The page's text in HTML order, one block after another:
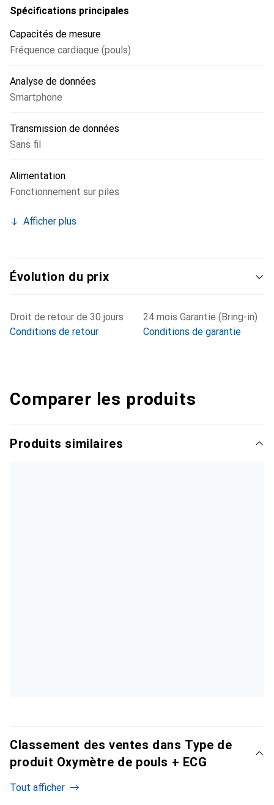
Spécifications principales
Capacités de mesure
Fréquence cardiaque (pouls)
Analyse de données
Smartphone
Transmission de données
Sans fil
Alimentation
Fonctionnement sur piles
Afficher plus
Évolution du prix
Droit de retour de 30 jours
Conditions de retour
24 mois Garantie (Bring-in)
Conditions de garantie
Comparer les produits
Produits similaires
Classement des ventes dans Type de
produit Oxymètre de pouls + ECG
Tout afficher